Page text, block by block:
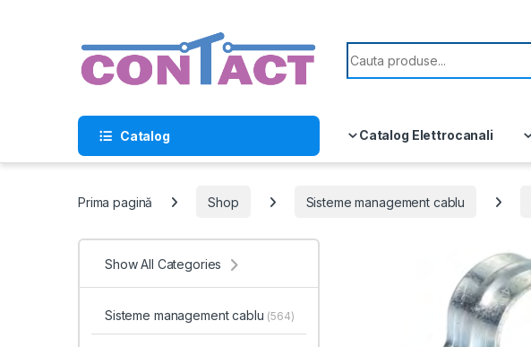
Search for:
Catalog Catalog Elettrocanali
Prima pagină Shop Sisteme management cablu
Show All Categories
Sisteme management cablu (564)